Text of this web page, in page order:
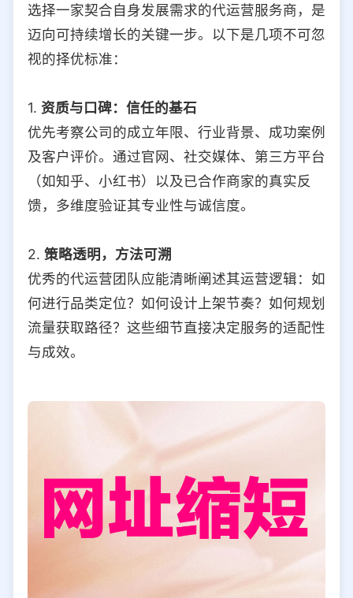
选择一家契合自身发展需求的代运营服务商，是
迈向可持续增长的关键一步。以下是几项不可忽
视的择优标准：
1. 资质与口碑：信任的基石
优先考察公司的成立年限、行业背景、成功案例
及客户评价。通过官网、社交媒体、第三方平台
（如知乎、小红书）以及已合作商家的真实反
馈，多维度验证其专业性与诚信度。
2. 策略透明，方法可溯
优秀的代运营团队应能清晰阐述其运营逻辑：如
何进行品类定位？如何设计上架节奏？如何规划
流量获取路径？这些细节直接决定服务的适配性
与成效。